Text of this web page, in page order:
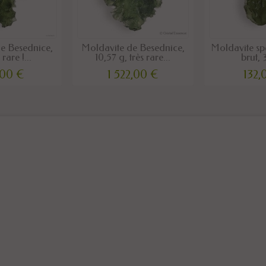
Besednice,
!...
€
Moldavite de Besednice,
10,57 g, très rare...
1 522,00 €
Moldavite
brut,